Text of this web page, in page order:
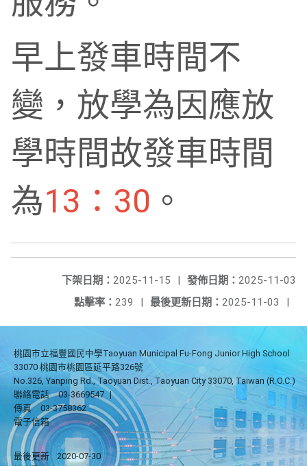
早上發車時間不
變，放學為因應放
學時間故發車時間
為13：30 。
發佈日期： 2025-11-03
下架日期： 2025-11-15
|
最後更新日期： 2025-11-03 |
點擊率： 239 |
桃園市立福豐國民中學Taoyuan Municipal Fu-Fong Junior High School
33070 桃園市桃園區延平路326號
No.326, Yanping Rd., Taoyuan Dist., Taoyuan City 33070, Taiwan (R.O.C.)
聯絡電話
03-3669547 |
傳真
03-3758362
電子信箱
最後更新
2020-07-30